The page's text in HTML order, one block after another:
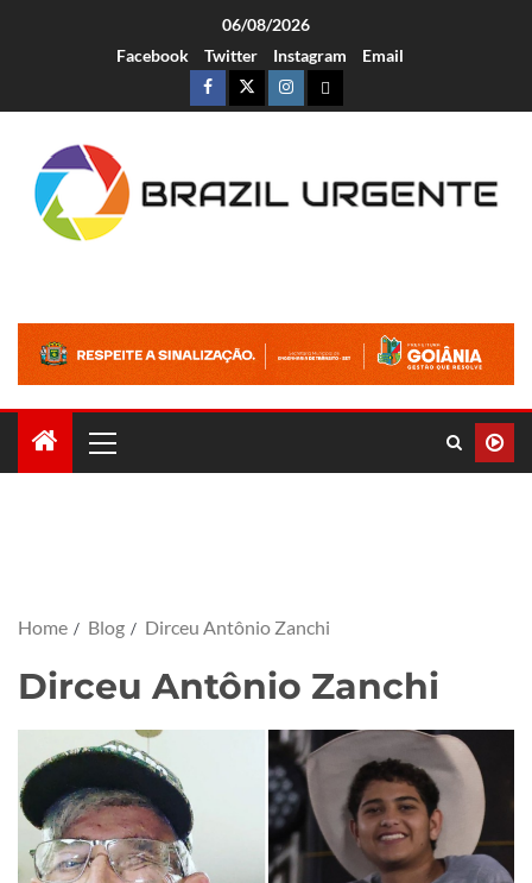
06/08/2026
Facebook
Twitter Instagram Email
Home Blog Dirceu Antônio Zanchi
Dirceu Antônio Zanchi